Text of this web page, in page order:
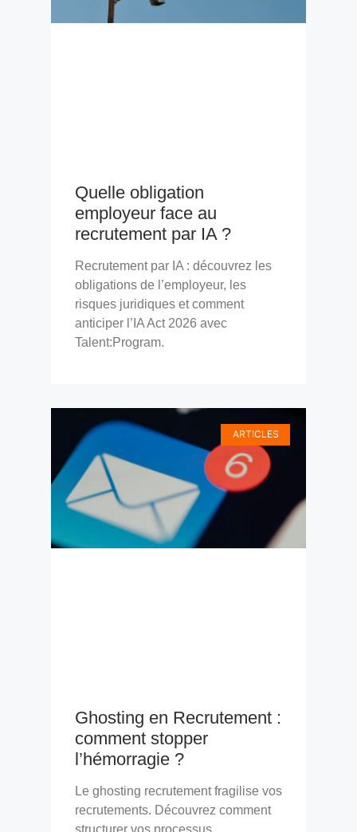
Quelle obligation
employeur face au
recrutement par IA ?
Recrutement par IA : découvrez les
obligations de l’employeur, les
risques juridiques et comment
anticiper l’IA Act 2026 avec
Talent:Program.
ARTICLES
Ghosting en Recrutement :
comment stopper
l’hémorragie ?
Le ghosting recrutement fragilise vos
recrutements. Découvrez comment
structurer vos processus,